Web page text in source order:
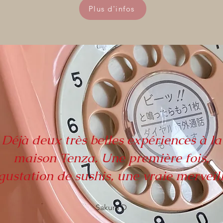
Plus d'infos
Déjà deux très belles expériences à la
maison Tenza. Une première fois,
de sushis, une vraie
Sakura D